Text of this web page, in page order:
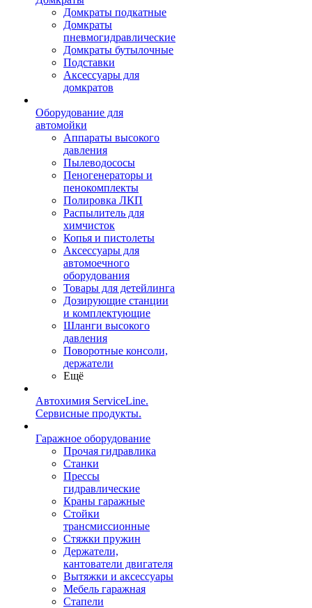
Домкраты подкатные
Домкраты
пневмогидравлические
Домкраты бутылочные
Подставки
Аксессуары для
домкратов
Оборудование для
автомойки
Аппараты высокого
давления
Пылеводососы
Пеногенераторы и
пенокомплекты
Полировка ЛКП
Распылитель для
химчисток
Копья и пистолеты
Аксессуары для
автомоечного
оборудования
Товары для детейлинга
Дозирующие станции
и комплектующие
Шланги высокого
давления
Поворотные консоли,
держатели
Ещё
Автохимия ServiceLine.
Сервисные продукты.
Гаражное оборудование
Прочая гидравлика
Станки
Прессы
гидравлические
Краны гаражные
Стойки
трансмиссионные
Стяжки пружин
Держатели,
кантователи двигателя
Вытяжки и аксессуары
Мебель гаражная
Стапели